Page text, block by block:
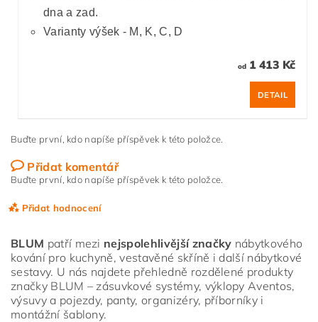
dna a zad.
Varianty výšek - M, K, C, D
od1 413 Kč
DETAIL
Buďte první, kdo napíše příspěvek k této položce.
Přidat komentář
Buďte první, kdo napíše příspěvek k této položce.
Přidat hodnocení
BLUM patří mezi nejspolehlivější značky nábytkového
kování pro kuchyně, vestavěné skříně i další nábytkové
sestavy. U nás najdete přehledně rozdělené produkty
značky BLUM – zásuvkové systémy, výklopy Aventos,
výsuvy a pojezdy, panty, organizéry, příborníky i
montážní šablony.